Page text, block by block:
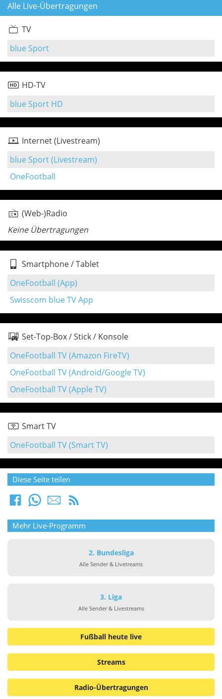
Alle Live-Übertragungen
TV
blue Sport
HD-TV
blue Sport HD
Internet (Livestream)
blue Sport (Livestream)
OneFootball
(Web-)Radio
Keine Übertragungen
Smartphone / Tablet
OneFootball (App)
Swisscom blue TV App
Set-Top-Box / Stick / Konsole
OneFootball TV (Amazon FireTV)
OneFootball TV (Android/Google TV)
OneFootball TV (Apple TV)
Smart TV
OneFootball TV (Smart TV)
Diese Seite teilen
Mehr Live-Programm
2. Bundesliga
Alle Sender & Livetreams
3. Liga
Alle Sender & Livestreams
Fußball heute live
Streams
Radio-Übertragungen